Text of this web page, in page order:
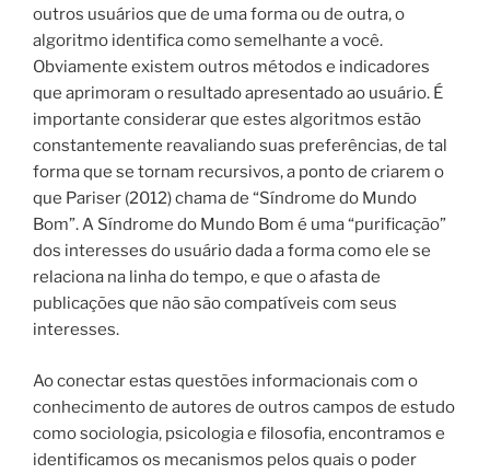
outros usuários que de uma forma ou de outra, o
algoritmo identifica como semelhante a você.
Obviamente existem outros métodos e indicadores
que aprimoram o resultado apresentado ao usuário. É
importante considerar que estes algoritmos estão
constantemente reavaliando suas preferências, de tal
forma que se tornam recursivos, a ponto de criarem o
que Pariser (2012) chama de “Síndrome do Mundo
Bom”. A Síndrome do Mundo Bom é uma “purificação”
dos interesses do usuário dada a forma como ele se
relaciona na linha do tempo, e que o afasta de
publicações que não são compatíveis com seus
interesses.
Ao conectar estas questões informacionais com o
conhecimento de autores de outros campos de estudo
como sociologia, psicologia e filosofia, encontramos e
identificamos os mecanismos pelos quais o poder